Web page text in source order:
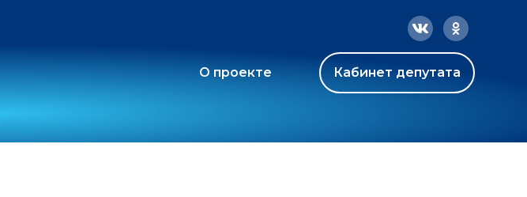
О проекте Кабинет депутата